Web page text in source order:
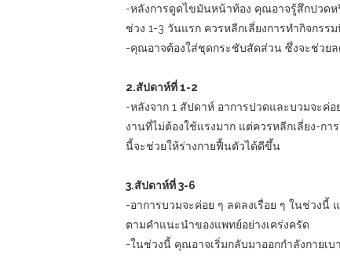
-หลังการดูดไขมันหน้าท้อง คุณอาจรู้สึกปวดห
ช่วง 1-3 วันแรก ควรหลีกเลี่ยงการทำกิจกรร
-คุณอาจต้องใส่ชุดกระชับสัดส่วน ซึ่งจะช่วย
2.สัปดาห์ที่ 1-2
-หลังจาก 1 สัปดาห์ อาการปวดและบวมจะค่
งานที่ไม่ต้องใช้แรงมาก แต่ควรหลีกเลี่ยง-กา
นี้จะช่วยให้ร่างกายฟื้นตัวได้ดีขึ้น
3.สัปดาห์ที่ 3-6
-อาการบวมจะค่อย ๆ ลดลงเรื่อย ๆ ในช่วง
ตามคำแนะนำของแพทย์อย่างเคร่งครัด
-ในช่วงนี้ คุณอาจเริ่มกลับมาออกกำลังกายเบ